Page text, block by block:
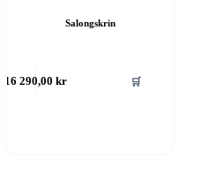
Salongskrin
16 290,00 kr 🛒